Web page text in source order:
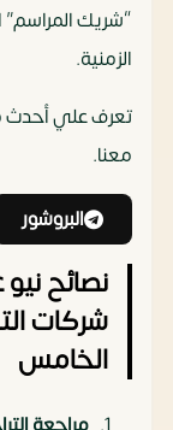
“شريك المراسم”
الزمنية.
تعرف علي أحدث
معنا.
البروشور
نصائح
شركات
الخامس